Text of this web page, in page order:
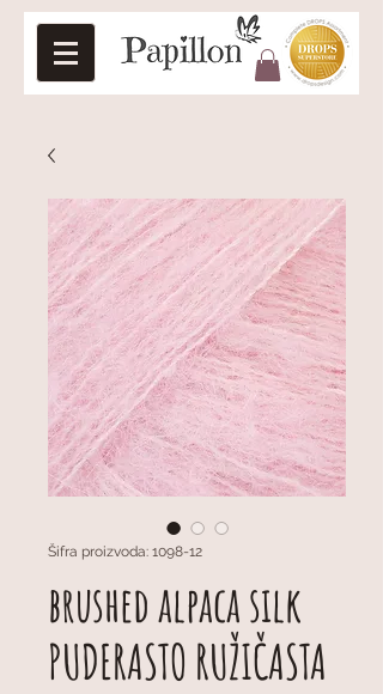
Šifra proizvoda: 1098-12
brushed alpaca silk
PUDERASTO RUŽIČASTA